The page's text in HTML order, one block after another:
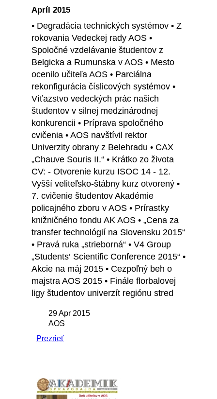
Apríl 2015
• Degradácia technických systémov • Z
rokovania Vedeckej rady AOS •
Spoločné vzdelávanie študentov z
Belgicka a Rumunska v AOS • Mesto
ocenilo učiteľa AOS • Parciálna
rekonfigurácia číslicových systémov •
Víťazstvo vedeckých prác našich
študentov v silnej medzinárodnej
konkurencii • Príprava spoločného
cvičenia • AOS navštívil rektor
Univerzity obrany z Belehradu • CAX
„Chauve Souris II.“ • Krátko zo života
CV: - Otvorenie kurzu ISOC 14 - 12.
Vyšší veliteľsko-štábny kurz otvorený •
7. cvičenie študentov Akadémie
policajného zboru v AOS • Prírastky
knižničného fondu AK AOS • „Cena za
transfer technológií na Slovensku 2015“
• Pravá ruka „strieborná“ • V4 Group
„Students‘ Scientific Conference 2015“ •
Akcie na máj 2015 • Cezpoľný beh o
majstra AOS 2015 • Finále florbalovej
ligy študentov univerzít regiónu stred
29 Apr 2015
AOS
Prezrieť